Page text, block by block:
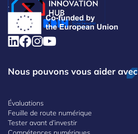
.
Nous pouvons vous aider avec
Évaluations
Feuille de route numérique
Tester avant d’investir